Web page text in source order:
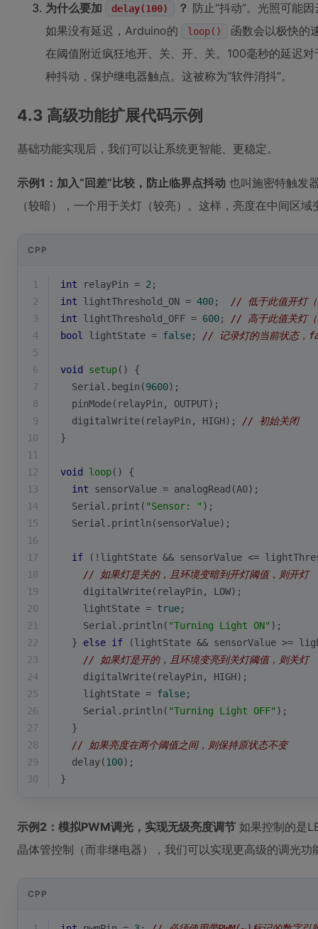
为什么要加 delay(100) ？ 防止“抖动”。光照可能
如果没有延迟，Arduino的
loop()
函数会以极快的
在阈值附近疯狂地开、关、开、关。100毫秒的延迟
种抖动，保护继电器触点。这被称为“软件消抖”。
4.3 高级功能扩展代码示例
基础功能实现后，我们可以让系统更智能、更稳定。
示例1：加入“回差”比较，防止临界点抖动 也叫施密特触发
（较暗），一个用于关灯（较亮）。这样，亮度在中间区
CPP
1 int relayPin = 2 ;
2
int lightThreshold_ON = 400; // 低于此值开灯（
3
int lightThreshold_OFF = 600; // 高于此值关灯（
4
bool lightState = false; // 记录灯的当前状态，
5
6
void setup()
{
7
  Serial.
begin (9600);
8
pinMode(relayPin, OUTPUT);
9
digitalWrite(relayPin, HIGH); // 初始关闭
10
}
11
12
void loop()
{
13
int sensorValue = analogRead (A0);
14
  Serial.
print ( "Sensor: " );
15
  Serial.
println (sensorValue);
16
17
if (!lightState && sensorValue <=
18
// 如果灯是关的，且环境变暗到开灯阈值，则开灯
19
digitalWrite(relayPin, LOW);
20
    lightState =
true;
21
    Serial.
println ( "Turning Light ON" );
22
  }
else if (lightState && sensorValue >=
23
// 如果灯是开的，且环境变亮到关灯阈值，则关灯
24
digitalWrite(relayPin, HIGH);
25
    lightState =
false;
26
    Serial.
println ( "Turning Light OFF" );
27
  }
28
// 如果亮度在两个阈值之间，则保持原状态不变
29
delay(100);
30
}
示例2：模拟PWM调光，实现无级亮度调节 如果控制的是
晶体管控制（而非继电器），我们可以实现更高级的调光
CPP